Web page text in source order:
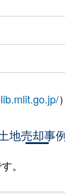
地売却事
。